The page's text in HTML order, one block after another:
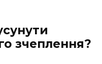
зчеплення?